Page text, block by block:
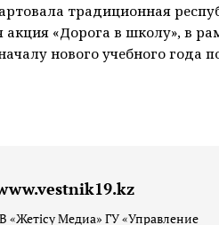
традиционная
акция «Дорога в школу», в
нового учебного года
Медиа» ГУ «Управление